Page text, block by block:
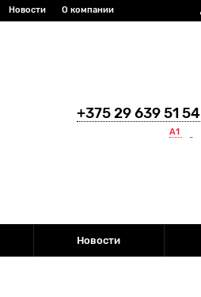
Новости О компании
+375 29 639 51 54
А1
Новости